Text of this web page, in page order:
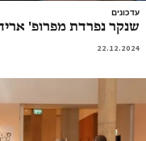
עדכונים
שנקר נפרדת מפרופ'
22.12.2024